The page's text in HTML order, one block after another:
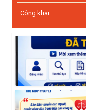
Công khai